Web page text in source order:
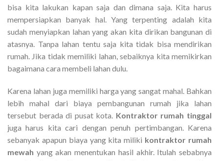
bisa kita lakukan kapan saja dan dimana saja. Kita harus
mempersiapkan banyak hal. Yang terpenting adalah kita
sudah menyiapkan lahan yang akan kita dirikan bangunan di
atasnya. Tanpa lahan tentu saja kita tidak bisa mendirikan
rumah. Jika tidak memiliki lahan, sebaiknya kita memikirkan
bagaimana cara membeli lahan dulu.
Karena lahan juga memiliki harga yang sangat mahal. Bahkan
lebih mahal dari biaya pembangunan rumah jika lahan
tersebut berada di pusat kota. Kontraktor rumah tinggal
juga harus kita cari dengan penuh pertimbangan. Karena
sebanyak apapun biaya yang kita miliki kontraktor rumah
mewah yang akan menentukan hasil akhir. Itulah sebabnya